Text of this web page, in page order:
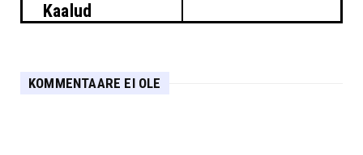
Kaalud
KOMMENTAARE EI OLE